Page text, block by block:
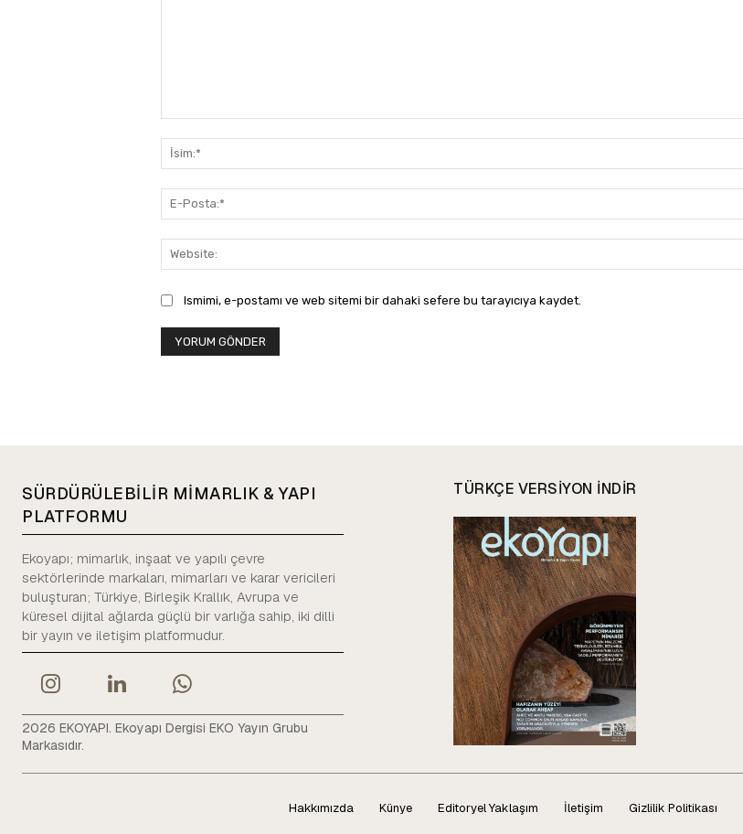
Ismimi, e-postamı ve web sitemi bir dahaki sefere bu tarayıcıya kaydet.
SÜRDÜRÜLEBİLİR MİMARLIK & YAPI
PLATFORMU
Ekoyapı; mimarlık, inşaat ve yapılı çevre
sektörlerinde markaları, mimarları ve karar vericileri
buluşturan; Türkiye, Birleşik Krallık, Avrupa ve
küresel dijital ağlarda güçlü bir varlığa sahip, iki dilli
bir yayın ve iletişim platformudur.
2026 EKOYAPI. Ekoyapı Dergisi EKO Yayın Grubu
Markasıdır.
TÜRKÇE VERSIYON INDIR
Hakkımızda Künye Editoryel Yaklaşım İletişim Gizlilik Politikası